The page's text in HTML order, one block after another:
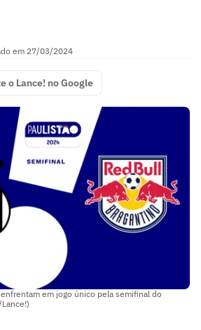
em 27/03/2024
o Lance! no Google
em jogo único pela semifinal do